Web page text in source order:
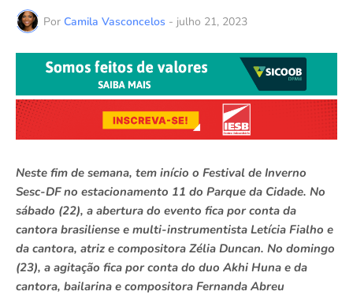
Por Camila Vasconcelos - julho 21, 2023
Neste fim de semana, tem início o Festival de Inverno
Sesc-DF no estacionamento 11 do Parque da Cidade. No
sábado (22), a abertura do evento fica por conta da
cantora brasiliense e multi-instrumentista Letícia Fialho e
da cantora, atriz e compositora Zélia Duncan. No domingo
(23), a agitação fica por conta do duo Akhi Huna e da
cantora, bailarina e compositora Fernanda Abreu